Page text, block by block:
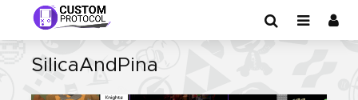
SilicaAndPina